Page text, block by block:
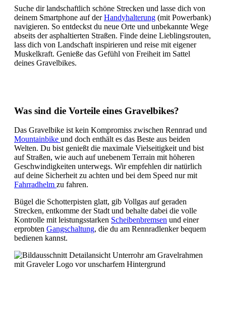
Suche dir landschaftlich schöne Strecken und lasse dich von
deinem Smartphone auf derHandyhalterung (mit Powerbank)
navigieren. So entdeckst du neue Orte und unbekannte Wege
abseits der asphaltierten Straßen. Finde deine Lieblingsrouten,
lass dich von Landschaft inspirieren und reise mit eigener
Muskelkraft. Genieße das Gefühl von Freiheit im Sattel
deines Gravelbikes.
Was sind die Vorteile eines Gravelbikes?
Das Gravelbike ist kein Kompromiss zwischen Rennrad und
Mountainbike und doch enthält es das Beste aus beiden
Welten. Du bist genießt die maximale Vielseitigkeit und bist
auf Straßen, wie auch auf unebenem Terrain mit höheren
Geschwindigkeiten unterwegs. Wir empfehlen dir natürlich
auf deine Sicherheit zu achten und bei dem Speed nur mit
Fahrradhelm zu fahren.
Bügel die Schotterpisten glatt, gib Vollgas auf geraden
Strecken, entkomme der Stadt und behalte dabei die volle
Kontrolle mit leistungsstarken Scheibenbremsen und einer
erprobten Gangschaltung, die du am Rennradlenker bequem
bedienen kannst.